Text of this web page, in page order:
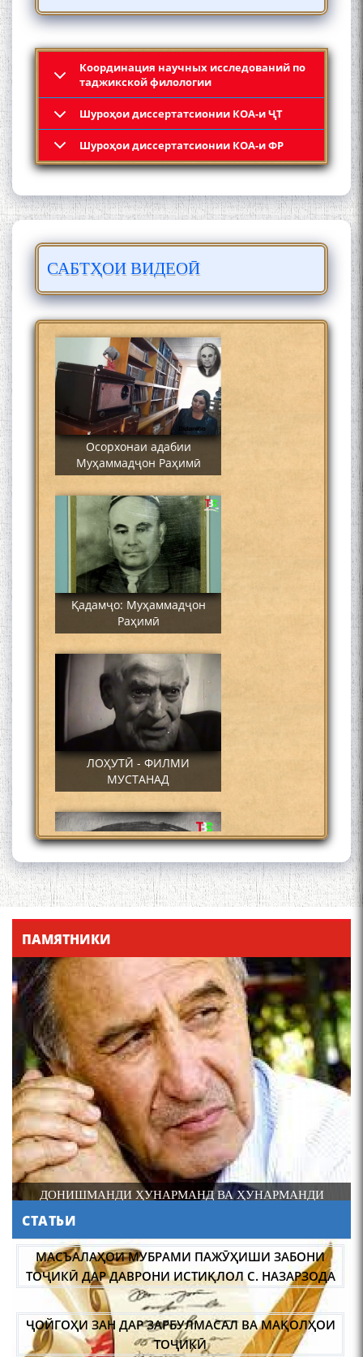
Координация научных исследований по
таджикской филологии
Шyроҳои диссертатсионии КОА-и ҶТ
Шyроҳои диссертатсионии КОА-и ФР
САБТҲОИ ВИДЕОӢ
ШУД!
Кадамчо Худои Шарифзода
Сайре дар Осорхона
Муҳаммадҷон Раҳимӣ
Осорхонаи адабии
Муҳаммадҷон Раҳимӣ
Қадамҷо: Муҳаммадҷон
Раҳимӣ
ЛОҲУТӢ - ФИЛМИ
МУСТАНАД
Қадамҷо - Лоҳутӣ
4-уми декабр- зодрӯзи
шоири абадзинда Абулқосим
Лоҳутӣ
АБУЛҚОСИМ ЛОҲУТӢ /
ABULQOSIM LOHUTY/
ПАМЯТНИКИ
ДОНИШМАНДИ ҲУНАРМАНД ВА ҲУНАРМАНДИ
СТАТЬИ
МАСЪАЛАҲОИ МУБРАМИ ПАЖӮҲИШИ ЗАБОНИ
ТОҶИКӢ ДАР ДАВРОНИ ИСТИҚЛОЛ С. НАЗАРЗОДА
ҶОЙГОҲИ ЗАН ДАР ЗАРБУЛМАСАЛ ВА МАҚОЛҲОИ
ТОҶИКӢ